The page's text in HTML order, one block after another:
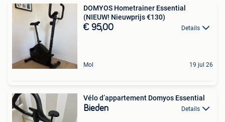
DOMYOS Hometrainer Essential
(NIEUW! Nieuwprijs €130)
€ 95,00 Details
Mol 19 jul 26
Vélo d’appartement Domyos Essential
Bieden Details